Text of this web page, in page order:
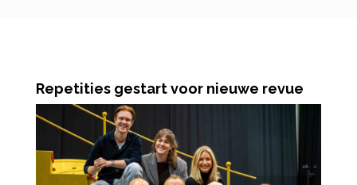
Repetities gestart voor nieuwe revue